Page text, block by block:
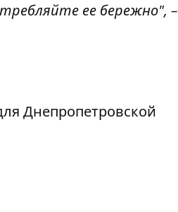
ее бережно", –
Днепропетровской